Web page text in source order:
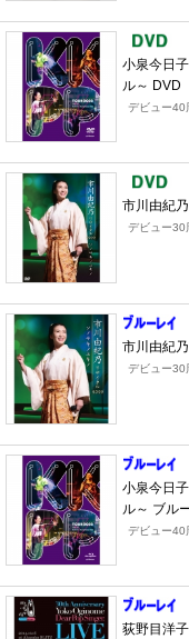
小泉今日
ル～ DVD
デビュー40
市川由紀
デビュー30
市川由紀
デビュー30
小泉今日
ル～ ブル
デビュー40
荻野目洋